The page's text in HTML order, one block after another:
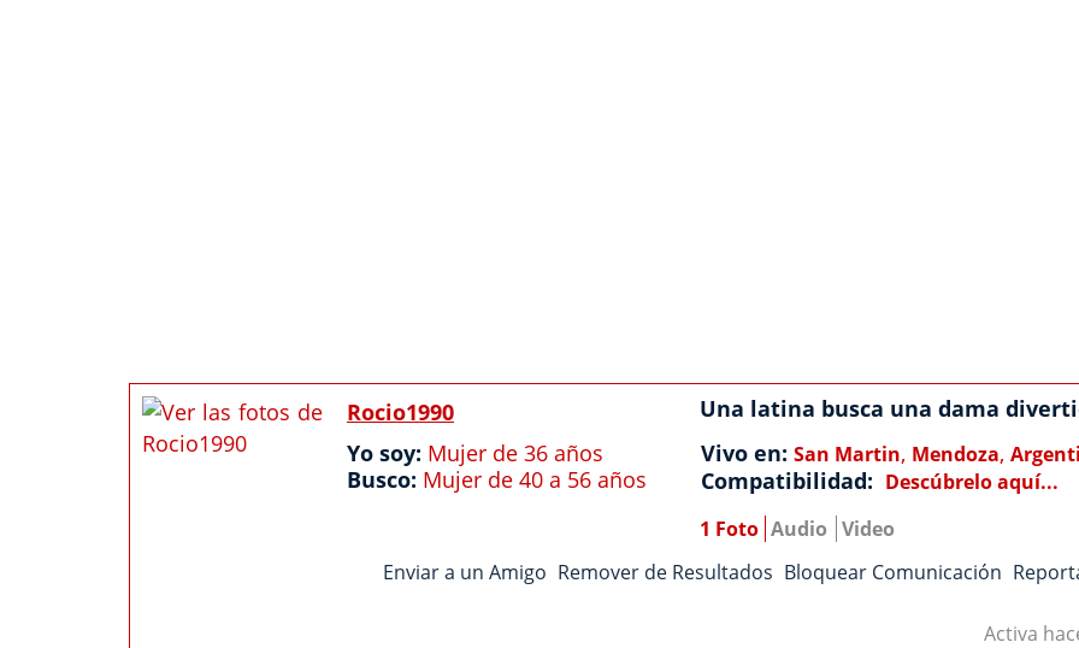
Rocio1990
Una latina busca una dama
Yo soy: Mujer de 36 años
Busco: Mujer de 40 a 56 años
Vivo en: San Martin, Mendoza,
Compatibilidad: Descúbrelo aquí...
1 Foto Audio Video
Enviar a un Amigo Remover de Resultados Bloquear Comunicación
Activa